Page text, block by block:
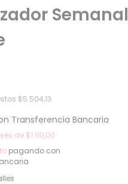
Semanal
$5.504,13
Transferencia Bancaria
de $1.110,00
pagando con